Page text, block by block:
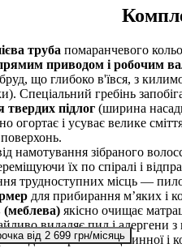
труба помаранчевого
приводом і робочим
що глибоко в'ївся, з
Спеціальний гребінь
підлог (ширина
огортає і усуває велике
намотування зібраного
їх по спіралі і
трудноступних місць —
для прибирання м’яких і
якісно очищає
видаляє пил і алергени з
для зберігання щілинної і
Розстрочка від 2 699 грн/місяць